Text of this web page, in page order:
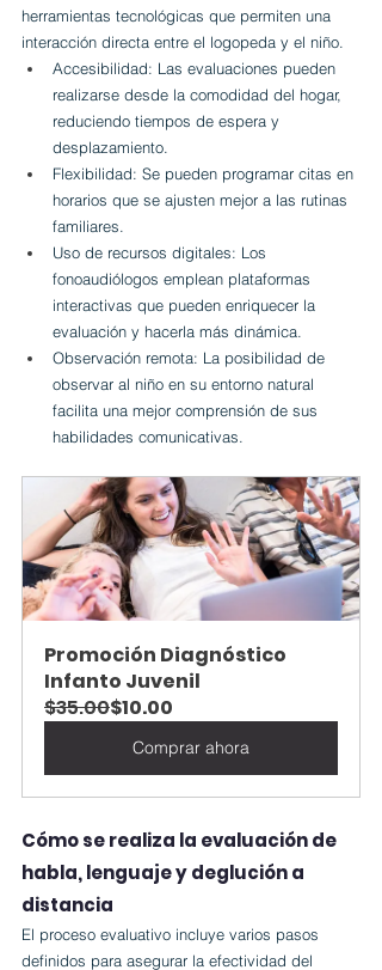
herramientas tecnológicas que permiten una
interacción directa entre el logopeda y el niño.
Accesibilidad: Las evaluaciones pueden
realizarse desde la comodidad del hogar,
reduciendo tiempos de espera y
desplazamiento.
Flexibilidad: Se pueden programar citas en
horarios que se ajusten mejor a las rutinas
familiares.
Uso de recursos digitales: Los
fonoaudiólogos emplean plataformas
interactivas que pueden enriquecer la
evaluación y hacerla más dinámica.
Observación remota: La posibilidad de
observar al niño en su entorno natural
facilita una mejor comprensión de sus
habilidades comunicativas.
Promoción Diagnóstico
Infanto Juvenil
$35.00$10.00
Comprar ahora
Cómo se realiza la evaluación de
habla, lenguaje y deglución a
distancia
El proceso evaluativo incluye varios pasos
definidos para asegurar la efectividad del